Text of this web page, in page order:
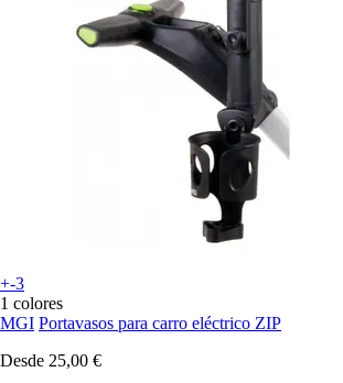
+-3
1 colores
MGI Portavasos para carro eléctrico ZIP
Desde 25,00 €